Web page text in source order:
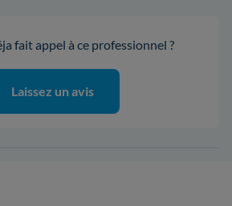
fait appel à ce professionnel ?
Laissez un avis